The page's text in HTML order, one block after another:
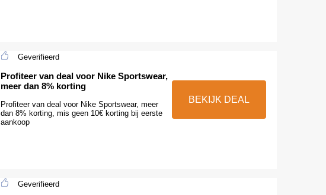
Geverifieerd
Profiteer van deal voor Nike Sportswear,
meer dan 8% korting
Profiteer van deal voor Nike Sportswear, meer
dan 8% korting, mis geen 10€ korting bij eerste
aankoop
BEKIJK DEAL
Geverifieerd